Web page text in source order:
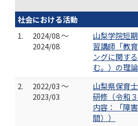
社会における活動
1.
2024/08 ～
2024/08
山梨学院短
習講師「教
ングに関す
む。）の理
2.
2022/03 ～
2023/03
山梨県保育
研修（令和
内容：「障
間））